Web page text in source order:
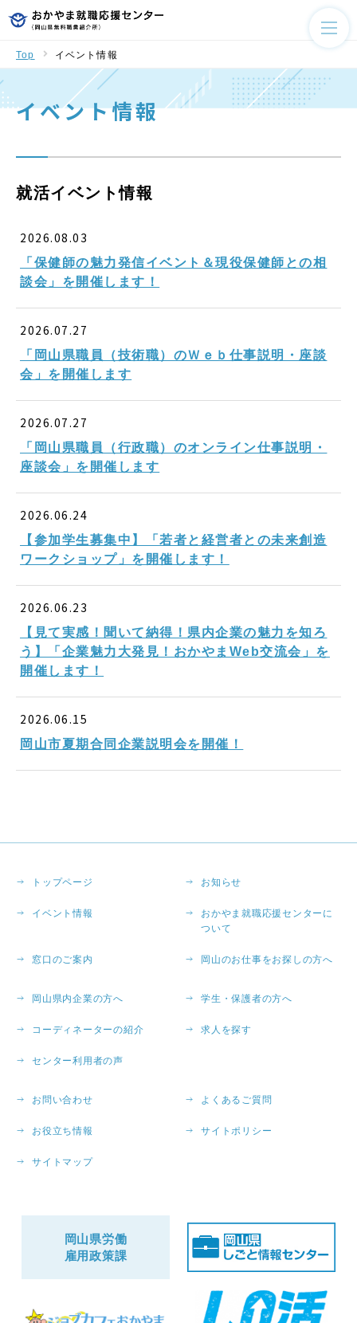
Top イベント情報
イベント情報
就活イベント情報
2026.08.03
「保健師の魅力発信イベント＆現役保健師との相
談会」を開催します！
2026.07.27
「岡山県職員（技術職）のＷｅｂ仕事説明・座談
会」を開催します
2026.07.27
「岡山県職員（行政職）のオンライン仕事説明・
座談会」を開催します
2026.06.24
【参加学生募集中】「若者と経営者との未来創造
ワークショップ」を開催します！
2026.06.23
【見て実感！聞いて納得！県内企業の魅力を知ろ
う】「企業魅力大発見！おかやまWeb交流会」を
開催します！
2026.06.15
岡山市夏期合同企業説明会を開催！
トップページ お知らせ
イベント情報
おかやま就職応援センターに
ついて
窓口のご案内 岡山のお仕事をお探しの方へ
岡山県内企業の方へ 学生・保護者の方へ
コーディネーターの紹介 求人を探す
センター利用者の声
お問い合わせ よくあるご質問
お役立ち情報 サイトポリシー
サイトマップ
岡山県労働
雇用政策課